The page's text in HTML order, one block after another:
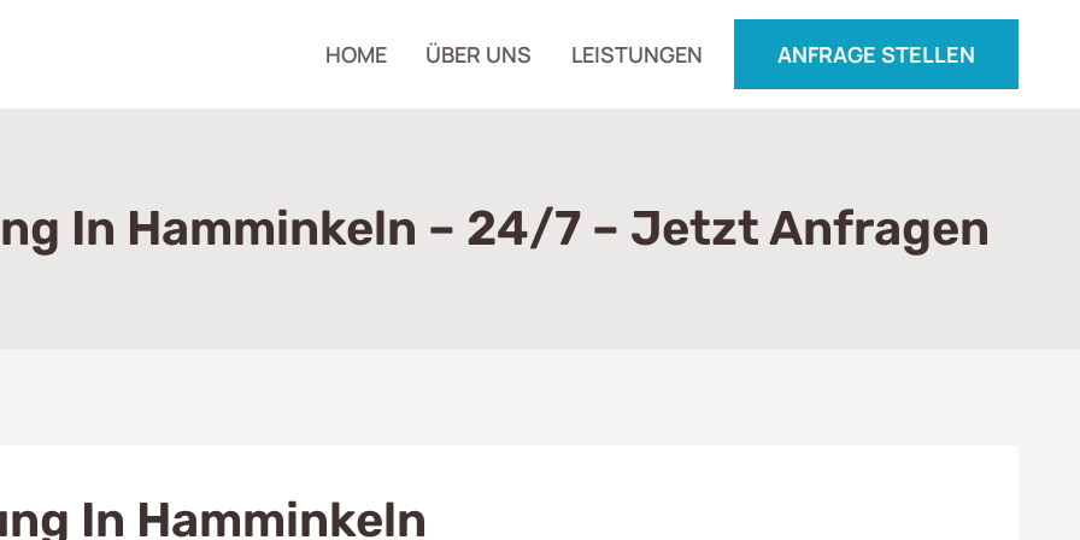
HOME ÜBER UNS LEISTUNGEN ANFRAGE STELLEN
In Hamminkeln – 24/7 – Jetzt Anfragen
In Hamminkeln